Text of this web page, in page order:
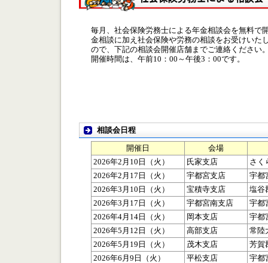
毎月、社会保険労務士による年金相談会を無料で
金相談に加え社会保険や労務の相談をお受けいた
ので、下記の相談会開催店舗までご連絡ください
開催時間は、午前10：00～午後3：00です。
相談会日程
開催日
会場
2026年2月10日（火）
氏家支店
さく
2026年2月17日（火）
宇都宮支店
宇都
2026年3月10日（火）
宝積寺支店
塩谷
2026年3月17日（火）
宇都宮南支店
宇都
2026年4月14日（火）
岡本支店
宇都
2026年5月12日（火）
高部支店
常陸
2026年5月19日（火）
茂木支店
芳賀
2026年6月9日（火）
平松支店
宇都